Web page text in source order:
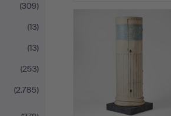
(309)
(13)
(13)
(253)
(2.785)